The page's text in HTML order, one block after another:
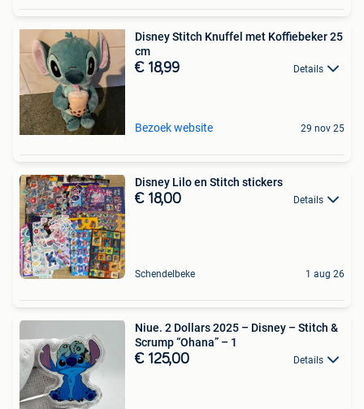
Disney Stitch Knuffel met Koffiebeker 25
cm
€ 18,99 Details
Bezoek website 29 nov 25
Disney Lilo en Stitch stickers
€ 18,00 Details
Schendelbeke 1 aug 26
Niue. 2 Dollars 2025 – Disney – Stitch &
Scrump “Ohana” – 1
€ 125,00 Details